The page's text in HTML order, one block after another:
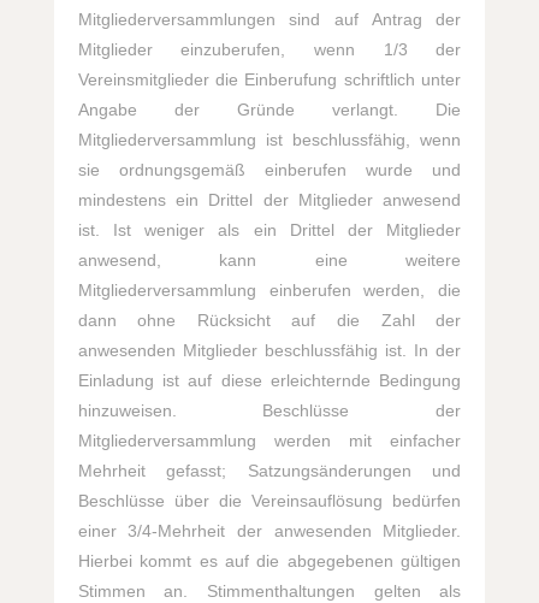
Mitgliederversammlungen sind auf Antrag der
Mitglieder einzuberufen, wenn 1/3 der
Vereinsmitglieder die Einberufung schriftlich unter
Angabe der Gründe verlangt. Die
Mitgliederversammlung ist beschlussfähig, wenn
sie ordnungsgemäß einberufen wurde und
mindestens ein Drittel der Mitglieder anwesend
ist. Ist weniger als ein Drittel der Mitglieder
anwesend, kann eine weitere
Mitgliederversammlung einberufen werden, die
dann ohne Rücksicht auf die Zahl der
anwesenden Mitglieder beschlussfähig ist. In der
Einladung ist auf diese erleichternde Bedingung
hinzuweisen. Beschlüsse der
Mitgliederversammlung werden mit einfacher
Mehrheit gefasst; Satzungsänderungen und
Beschlüsse über die Vereinsauflösung bedürfen
einer 3/4-Mehrheit der anwesenden Mitglieder.
Hierbei kommt es auf die abgegebenen gültigen
Stimmen an. Stimmenthaltungen gelten als